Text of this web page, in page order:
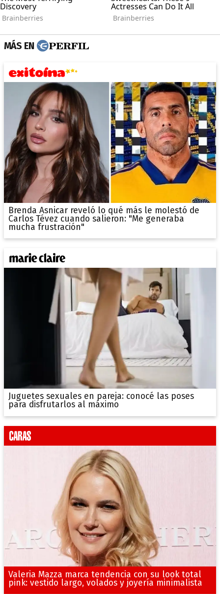
MÁS EN
Brenda Asnicar reveló lo qué más le molestó de
Carlos Tévez cuando salieron: "Me generaba
mucha frustración"
Juguetes sexuales en pareja: conocé las poses
para disfrutarlos al máximo
Valeria Mazza marca tendencia con su look total
pink: vestido largo, volados y joyería minimalista